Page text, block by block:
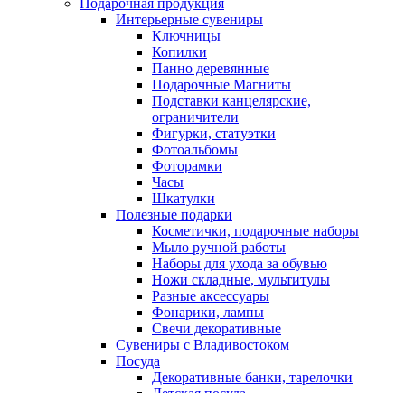
Подарочная продукция
Интерьерные сувениры
Ключницы
Копилки
Панно деревянные
Подарочные Магниты
Подставки канцелярские,
ограничители
Фигурки, статуэтки
Фотоальбомы
Фоторамки
Часы
Шкатулки
Полезные подарки
Косметички, подарочные наборы
Мыло ручной работы
Наборы для ухода за обувью
Ножи складные, мультитулы
Разные аксессуары
Фонарики, лампы
Свечи декоративные
Сувениры с Владивостоком
Посуда
Декоративные банки, тарелочки